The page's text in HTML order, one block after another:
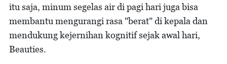
itu saja, minum segelas air di pagi hari juga bisa
membantu mengurangi rasa "berat" di kepala dan
mendukung kejernihan kognitif sejak awal hari,
Beauties.